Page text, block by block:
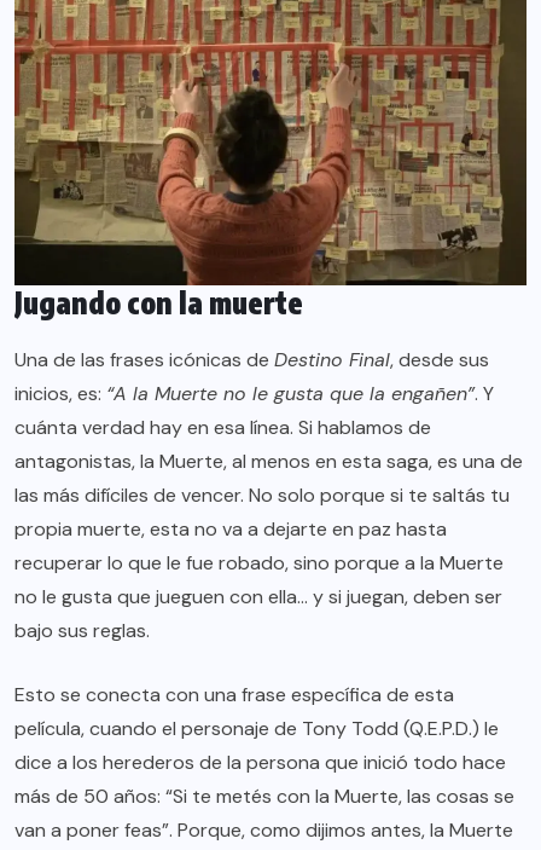
Jugando con la muerte
Una de las frases icónicas de Destino Final, desde sus
inicios, es: “A la Muerte no le gusta que la engañen”. Y
cuánta verdad hay en esa línea. Si hablamos de
antagonistas, la Muerte, al menos en esta saga, es una de
las más difíciles de vencer. No solo porque si te saltás tu
propia muerte, esta no va a dejarte en paz hasta
recuperar lo que le fue robado, sino porque a la Muerte
no le gusta que jueguen con ella… y si juegan, deben ser
bajo sus reglas.
Esto se conecta con una frase específica de esta
película, cuando el personaje de Tony Todd (Q.E.P.D.) le
dice a los herederos de la persona que inició todo hace
más de 50 años: “Si te metés con la Muerte, las cosas se
van a poner feas”. Porque, como dijimos antes, la Muerte